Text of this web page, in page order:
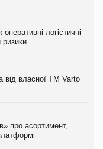
логістичні
від власної ТМ Varto
про асортимент,
логістичні
від власної ТМ Varto
про асортимент,